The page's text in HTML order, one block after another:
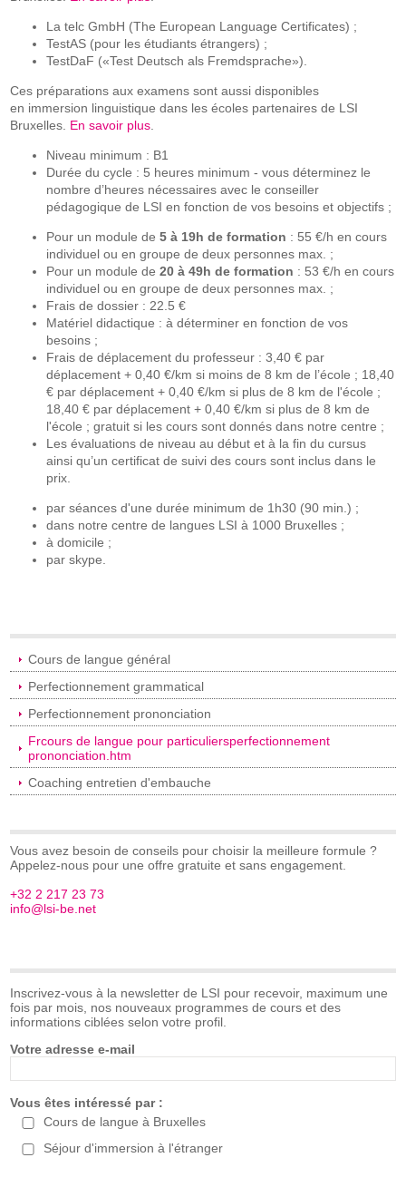
La telc GmbH (The European Language Certificates) ;
TestAS (pour les étudiants étrangers) ;
TestDaF («Test Deutsch als Fremdsprache»).
Ces préparations aux examens sont aussi disponibles
en immersion linguistique dans les écoles partenaires de LSI
Bruxelles. En savoir plus
Niveau minimum : B1
Durée du cycle : 5 heures minimum - vous déterminez le
nombre d’heures nécessaires avec le conseiller
pédagogique de LSI en fonction de vos besoins et objectifs ;
Pour un module de5 à 19h de formation : 55 €/h en cours
individuel ou en groupe de deux personnes max. ;
Pour un module de20 à 49h de formation : 53 €/h en cours
individuel ou en groupe de deux personnes max. ;
Frais de dossier : 22.5 €
Matériel didactique : à déterminer en fonction de vos
besoins ;
Frais de déplacement du professeur : 3,40 € par
déplacement + 0,40 €/km si moins de 8 km de l’école ; 18,40
€ par déplacement + 0,40 €/km si plus de 8 km de l'école ;
18,40 € par déplacement + 0,40 €/km si plus de 8 km de
l'école ; gratuit si les cours sont donnés dans notre centre ;
Les évaluations de niveau au début et à la fin du cursus
ainsi qu’un certificat de suivi des cours sont inclus dans le
prix.
par séances d'une durée minimum de 1h30 (90 min.) ;
dans notre centre de langues LSI à 1000 Bruxelles ;
à domicile ;
par skype.
Cours de langue général
Perfectionnement grammatical
Perfectionnement prononciation
Frcours de langue pour particuliersperfectionnement
prononciation.htm
Coaching entretien d'embauche
Vous avez besoin de conseils pour choisir la meilleure formule ?
Appelez-nous pour une offre gratuite et sans engagement.
+32 2 217 23 73
info@lsi-be.net
Inscrivez-vous à la newsletter de LSI pour recevoir, maximum une
fois par mois, nos nouveaux programmes de cours et des
informations ciblées selon votre profil.
Votre adresse e-mail
Vous êtes intéressé par :
Cours de langue à Bruxelles
Séjour d'immersion à l'étranger